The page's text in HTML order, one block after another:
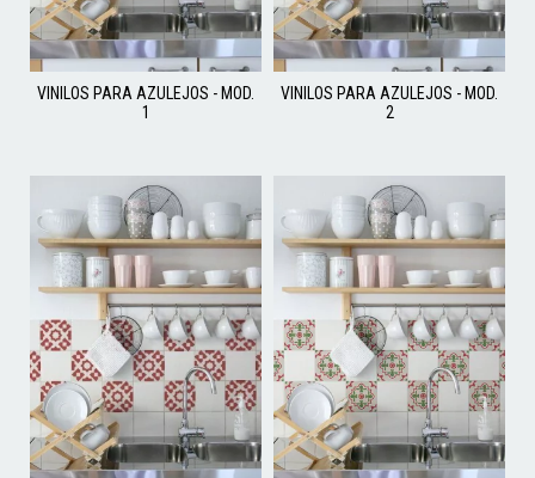
VINILOS PARA AZULEJOS - MOD.
1
VINILOS PARA AZULEJOS - MOD.
2